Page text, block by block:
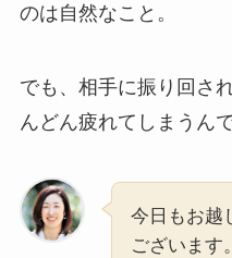
のは自然なこと。
でも、相手に振り回さ
んどん疲れてしまうん
今日もお越
ございます。